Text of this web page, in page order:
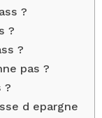
?
?
?
pas ?
?
d epargne